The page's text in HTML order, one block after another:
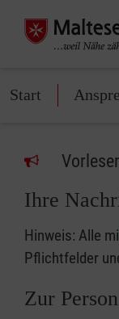
Start
Ihre
Hinweis: Alle
Pflichtfelder
Zur Person